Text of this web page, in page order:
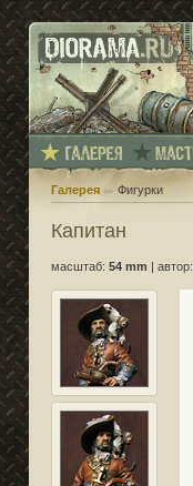
Галерея Фигурки
Капитан
масштаб: 54 mm автор: